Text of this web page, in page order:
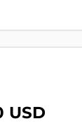
USD